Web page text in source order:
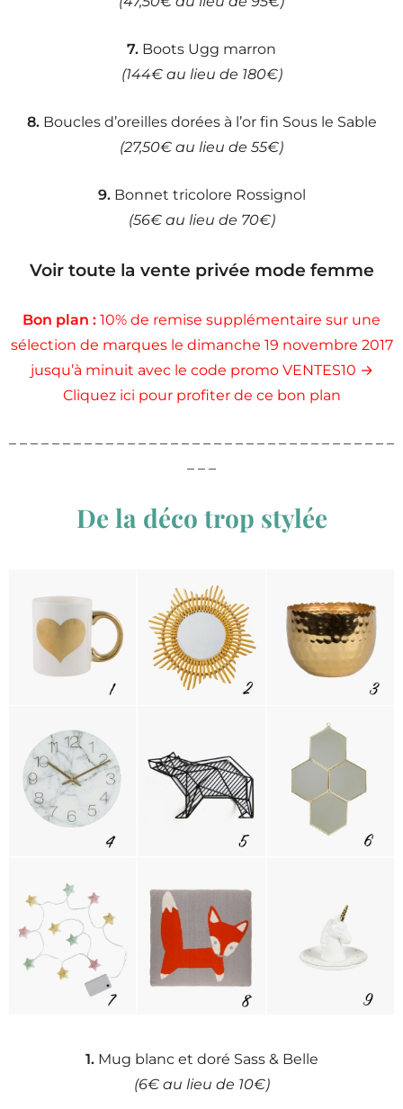
7. Boots Ugg marron
(144€ au lieu de 180€)
8.Boucles d’oreilles dorées à l’or fin Sous le Sable
(27,50€ au lieu de 55€)
9.Bonnet tricolore Rossignol
(56€ au lieu de 70€)
Voir toute la vente privée mode femme
Bon plan : 10% de remise supplémentaire sur une
sélection de marques le dimanche 19 novembre 2017
jusqu’à minuit avec le code promo VENTES10 →
Cliquez ici pour profiter de ce bon plan
– – – – – – – – – – – – – – – – – – – – – – – – – – – – – – – – – – – –
– – –
De la déco trop stylée
1.Mug blanc et doré Sass & Belle
(6€ au lieu de 10€)